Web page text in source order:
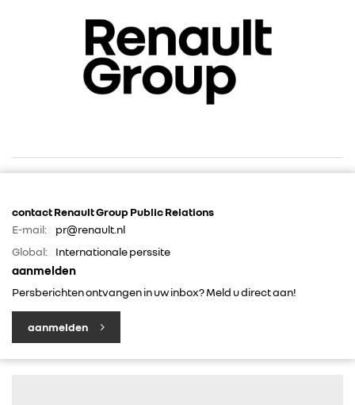
RENAULT
DACIA
ALPINE
contact Renault Group Public Relations
E-mail:
pr@renault.nl
Global:
Internationale perssite
aanmelden
Persberichten ontvangen in uw inbox? Meld u direct aan!
aanmelden